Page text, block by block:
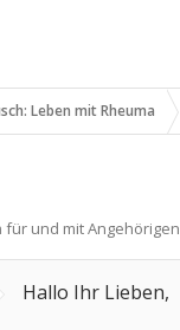
Leben mit Rheuma
für und mit Angehörigen
Hallo Ihr Lieben,